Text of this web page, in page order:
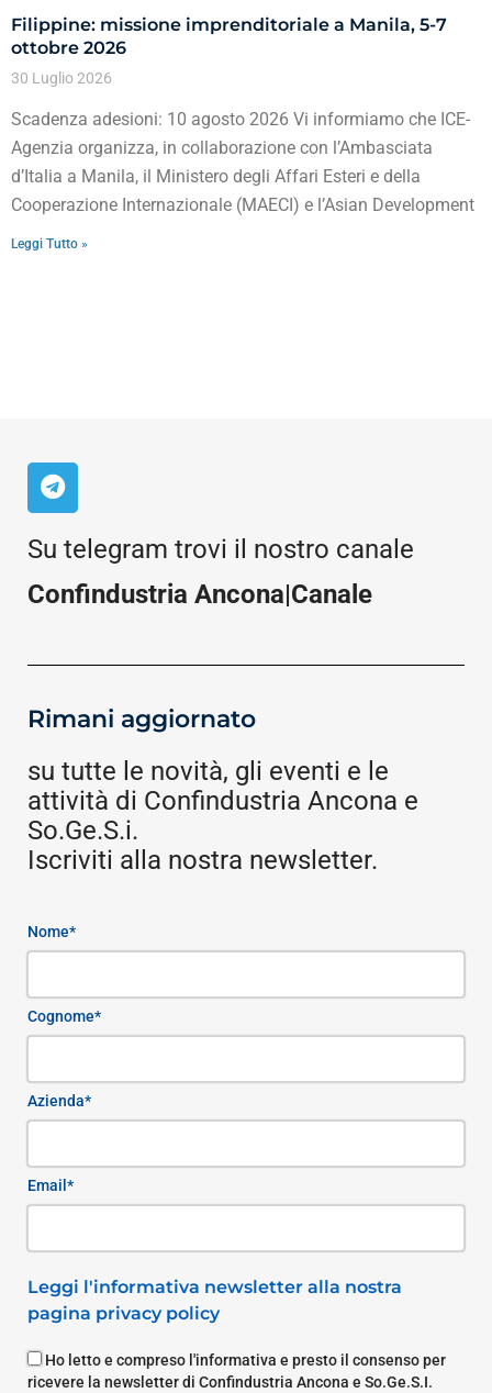
Filippine: missione imprenditoriale a Manila, 5-7
ottobre 2026
30 Luglio 2026
Scadenza adesioni: 10 agosto 2026 Vi informiamo che ICE-
Agenzia organizza, in collaborazione con l’Ambasciata
d’Italia a Manila, il Ministero degli Affari Esteri e della
Cooperazione Internazionale (MAECI) e l’Asian Development
Leggi Tutto »
Su telegram trovi il nostro canale
Confindustria Ancona|Canale
Rimani aggiornato
su tutte le novità, gli eventi e le
attività di Confindustria Ancona e
So.Ge.S.i.
Iscriviti alla nostra newsletter.
Nome*
Cognome*
Azienda*
Email*
Leggi l'informativa newsletter alla nostra
pagina privacy policy
Ho letto e compreso l'informativa e presto il consenso per
ricevere la newsletter di Confindustria Ancona e So.Ge.S.I.